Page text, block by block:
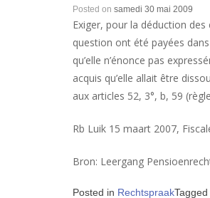
Posted on samedi 30 mai 2009
Exiger, pour la déduction
question ont été payées
qu’elle n’énonce pas
acquis qu’elle allait être
aux articles 52, 3°, b, 59
Rb Luik 15 maart 2007,
Bron: Leergang
Posted in RechtspraakTagged